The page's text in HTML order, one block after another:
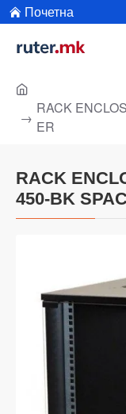
Почетна
RACK
ER
RACK
450-BK